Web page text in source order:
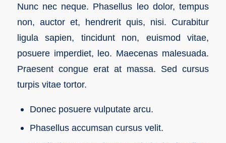
Nunc nec neque. Phasellus leo dolor, tempus
non, auctor et, hendrerit quis, nisi. Curabitur
ligula sapien, tincidunt non, euismod vitae,
posuere imperdiet, leo. Maecenas malesuada.
Praesent congue erat at massa. Sed cursus
turpis vitae tortor.
Donec posuere vulputate arcu.
Phasellus accumsan cursus velit.